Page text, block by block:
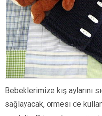
Bebeklerimize kış aylarını
sağlayacak, örmesi de